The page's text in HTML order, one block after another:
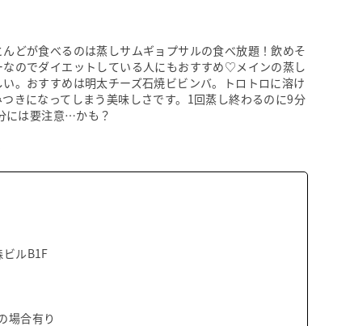
どが食べるのは蒸しサムギョプサルの食べ放題！飲めそ
のでダイエットしている人にもおすすめ♡メインの蒸し
。おすすめは明太チーズ石焼ビビンバ。トロトロに溶け
きになってしまう美味しさです。1回蒸し終わるのに9分
には要注意…かも？
ビルB1F
場合有り